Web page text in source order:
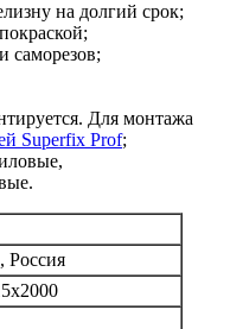
на долгий срок;
Для монтажа
Superfix Prof;
Россия